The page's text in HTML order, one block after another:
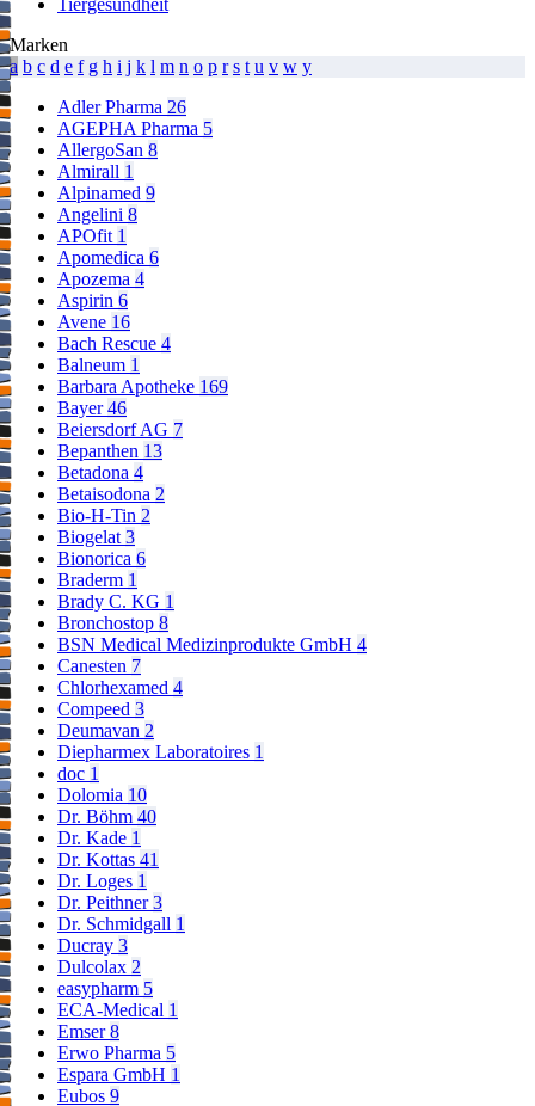
Tiergesundheit
Marken
a b c d e f g h i j k l m n o p r s t u v w y
Adler Pharma 26
AGEPHA Pharma 5
AllergoSan 8
Almirall 1
Alpinamed 9
Angelini 8
APOfit 1
Apomedica 6
Apozema 4
Aspirin 6
Avene 16
Bach Rescue 4
Balneum 1
Barbara Apotheke 169
Bayer46
Beiersdorf AG 7
Bepanthen 13
Betadona 4
Betaisodona 2
Bio-H-Tin 2
Biogelat3
Bionorica 6
Braderm 1
Brady C. KG 1
Bronchostop 8
BSN Medical Medizinprodukte GmbH 4
Canesten 7
Chlorhexamed 4
Compeed 3
Deumavan 2
Diepharmex Laboratoires 1
doc 1
Dolomia 10
Dr. Böhm 40
Dr. Kade 1
Dr. Kottas 41
Dr. Loges 1
Dr. Peithner3
Dr. Schmidgall 1
Ducray 3
Dulcolax 2
easypharm 5
ECA-Medical 1
Emser8
Erwo Pharma 5
Espara GmbH 1
Eubos 9